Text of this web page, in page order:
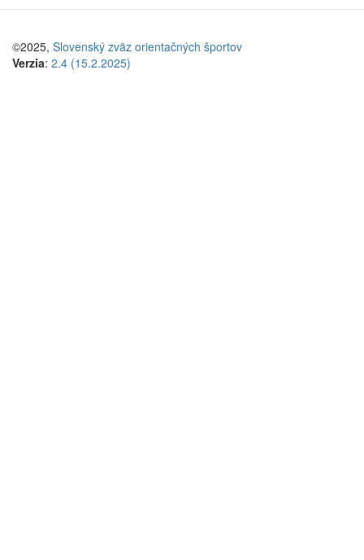
©2025, Slovenský zväz orientačných športov
Verzia: 2.4 (15.2.2025)